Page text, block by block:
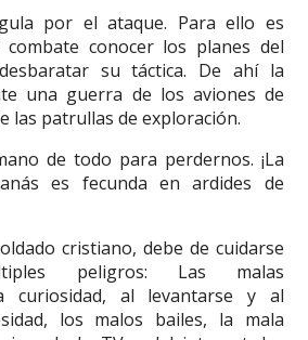
por el ataque. Para ello es
combate conocer los planes del
su táctica. De ahí la
una guerra de los aviones de
las patrullas de exploración.
de todo para perdernos. ¡La
es fecunda en ardides de
cristiano, debe de cuidarse
peligros: Las malas
curiosidad, al levantarse y al
los malos bailes, la mala